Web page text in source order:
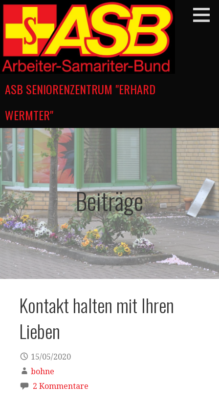
Zum
springen
ASB SENIORENZENTRUM "ERHARD
WERMTER"
Beiträge
Kontakt halten mit Ihren
Lieben
15/05/2020
bohne
2 Kommentare